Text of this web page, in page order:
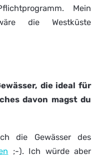
Mein
die Westküste
die ideal für
davon magst du
die Gewässer des
;-). Ich würde aber